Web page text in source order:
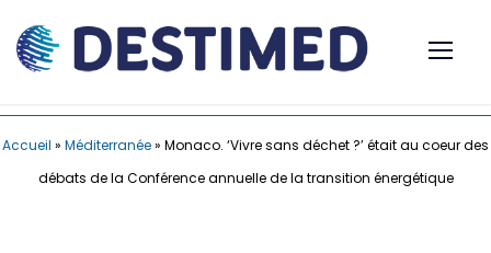
Accueil » Méditerranée» Monaco. ‘Vivre sans déchet ?’ était au coeur des
débats de la Conférence annuelle de la transition énergétique